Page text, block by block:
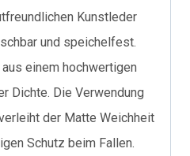
Kunstleder
und speichelfest.
einem hochwertigen
Dichte. Die Verwendung
der Matte Weichheit
Schutz beim Fallen.